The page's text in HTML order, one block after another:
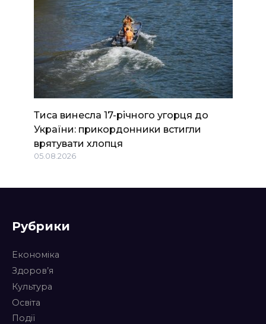
Тиса винесла 17-річного угорця до
України: прикордонники встигли
врятувати хлопця
05.08.2026
Рубрики
Економіка
Здоров’я
Культура
Освіта
Події